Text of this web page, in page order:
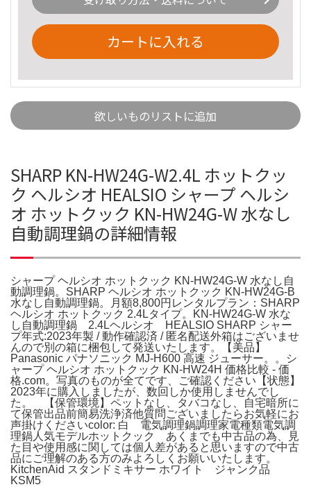
カートに入れる
欲しいものリストに追加
SHARP KN-HW24G-W2.4L ホットクッ
ク ヘルシオ HEALSIO シャープ ヘルシ
オ ホットクック KN-HW24G-W 水なし
自動調理鍋の詳細情報
シャープ ヘルシオ ホットクック KN-HW24G-W 水なし自
動調理鍋。SHARP ヘルシオ ホットクック KN-HW24G-B
水なし自動調理鍋。月額8,800円レンタルプラン：SHARP
ヘルシオ ホットクック 2.4Lタイプ。KN-HW24G-W 水な
し自動調理鍋 2.4Lヘルシオ HEALSIO SHARP シャー
プ年式:2023年製 / 動作確認済 / 匿名配送外箱はございませ
んので別の箱に梱包して発送いたします。【美品】
Panasonic パナソニック MJ-H600 高速 ジューサー。。シ
ャープ ヘルシオ ホットクック KN-HW24H 価格比較 - 価
格.com。写真のものが全てです、ご確認ください【状態】
2023年に購入しましたが、数回しか使用しませんでし
た。 【保管環境】ペットなし、タバコなし、自宅暗所に
て保管出品前簡易洗浄済他質問ございましたらお気軽にお
声掛けくださいcolor: 白 電気調理鍋調理家電種類電気調
理鍋人気モデルホットクック あくまでも中古品の為、見
た目や使用感に関しては個人差があると思いますので中古
品にご理解のある方のみよろしくお願いいたします。
KitchenAid スタンドミキサー ホワイト ジャンク品
KSM5